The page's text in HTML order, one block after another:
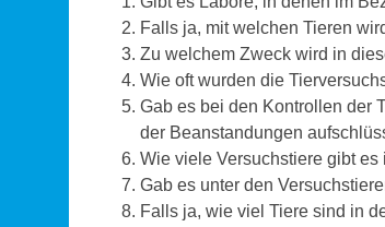
Falls ja, mit welchen Tieren
Zu welchem Zweck wird in
Wie oft wurden die
Gab es bei den Kontrollen der
der Beanstandungen
Wie viele Versuchstiere gibt
Gab es unter den
Falls ja, wie viel Tiere sind in